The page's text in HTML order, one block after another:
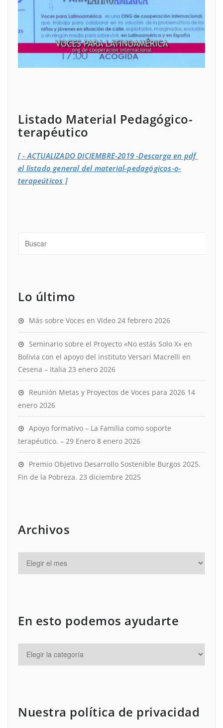
Listado Material Pedagógico-
terapéutico
[ - ACTUALIZADO DICIEMBRE-2019 -Descarga en pdf
el listado general del material-pedagógicos-o-
terapeúticos ]
Lo último
Más sobre Voces en Video 24 febrero 2026
Seminario sobre el Proyecto «No estás Solo X» en
Bolivia con el apoyo del instituto Versari Macrelli en
Cesena – Italia 23 enero 2026
Reunión Metas y Proyectos de Voces para 2026 14
enero 2026
Apoyo formativo – La Familia como soporte
terapéutico. – 29 Enero 8 enero 2026
Premio Objetivo Desarrollo Sostenible Burgos 2025.
Fin de la Pobreza. 23 diciembre 2025
Archivos
En esto podemos ayudarte
Nuestra política de privacidad